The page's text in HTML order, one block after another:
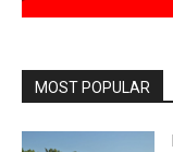
MOST POPULAR